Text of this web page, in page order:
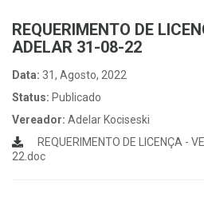
REQUERIMENTO DE
ADELAR 31-08-22
Data: 31, Agosto, 2022
Status: Publicado
Vereador: Adelar Kociseski
REQUERIMENTO DE LICENÇA -
22.doc